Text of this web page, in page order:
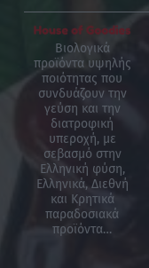
Βιολογικά
προϊόντα υψηλής
ποιότητας που
συνδυάζουν την
γεύση και την
διατροφική
υπεροχή, με
σεβασμό στην
Ελληνική φύση,
Ελληνικά, Διεθνή
και Κρητικά
παραδοσιακά
προϊόντα…